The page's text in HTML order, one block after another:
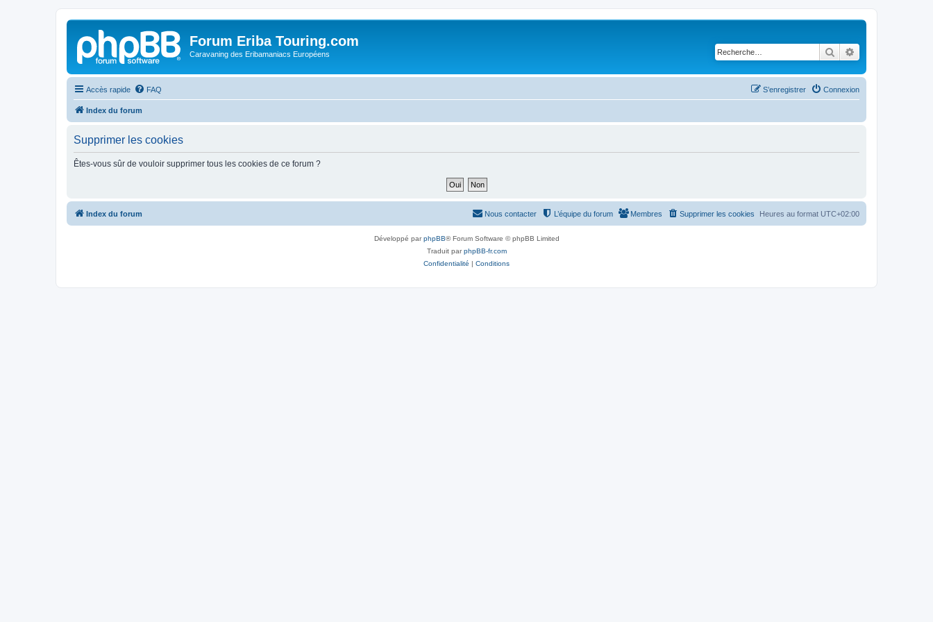
Forum Eriba Touring.com
Caravaning des Eribamaniacs Européens Rechercher
Accès rapide FAQ Connexion
S’enregistrer
Index du forum
Supprimer les cookies
Êtes-vous sûr de vouloir supprimer tous les cookies de ce forum ?
Index du forum Heures au format UTC+02:00
Supprimer les cookies
Membres
L’équipe du forum
Nous contacter
Développé parphpBB® Forum Software © phpBB Limited
Traduit parphpBB-fr.com
Confidentialité | Conditions